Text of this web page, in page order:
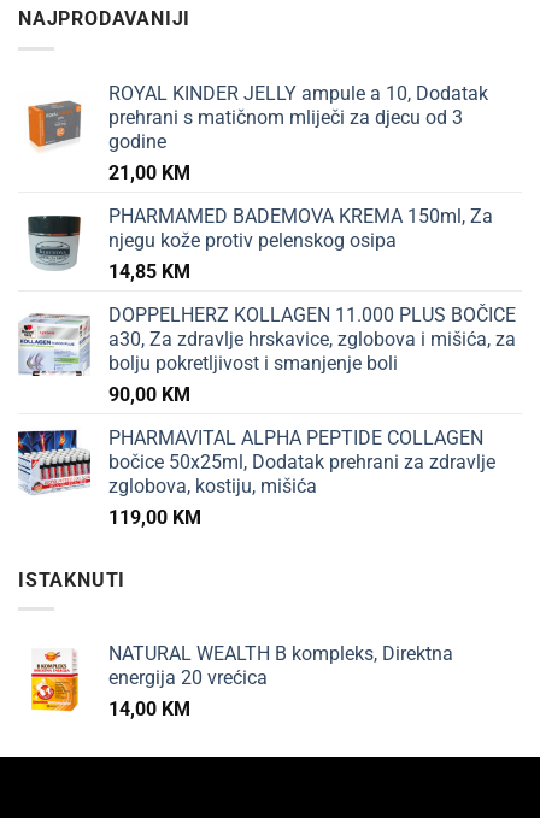
NAJPRODAVANIJI
ROYAL KINDER JELLY ampule a 10, Dodatak
prehrani s matičnom mliječi za djecu od 3
godine
21,00 KM
PHARMAMED BADEMOVA KREMA 150ml, Za
njegu kože protiv pelenskog osipa
14,85 KM
DOPPELHERZ KOLLAGEN 11.000 PLUS BOČICE
a30, Za zdravlje hrskavice, zglobova i mišića, za
bolju pokretljivost i smanjenje boli
90,00 KM
PHARMAVITAL ALPHA PEPTIDE COLLAGEN
bočice 50x25ml, Dodatak prehrani za zdravlje
zglobova, kostiju, mišića
119,00 KM
ISTAKNUTI
NATURAL WEALTH B kompleks, Direktna
energija 20 vrećica
14,00 KM